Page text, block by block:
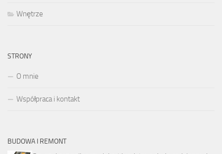
Wnętrze
STRONY
O mnie
Współpraca i kontakt
BUDOWA I REMONT